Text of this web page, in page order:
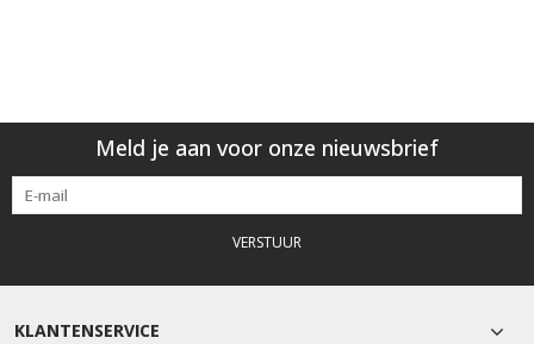
Meld je aan voor onze nieuwsbrief
VERSTUUR
KLANTENSERVICE